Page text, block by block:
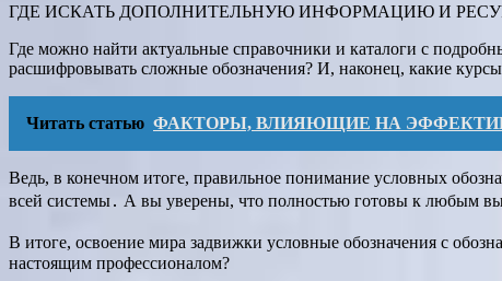
ГДЕ ИСКАТЬ ДОПОЛНИТЕЛЬНУЮ ИНФОРМАЦИЮ И
Где можно найти актуальные справочники и каталоги с
расшифровывать сложные обозначения? И, наконец, какие
Читать статью ФАКТОРЫ, ВЛИЯЮЩИЕ НА
Ведь, в конечном итоге, правильное понимание условных
всей системы․ А вы уверены, что полностью готовы к любым
В итоге, освоение мира задвижки условные обозначения с
настоящим профессионалом?